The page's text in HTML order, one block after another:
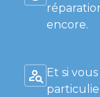
encore.
Et si